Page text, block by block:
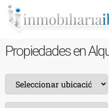
Propiedades en